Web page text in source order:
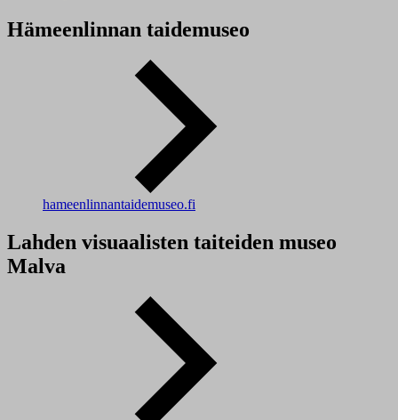
Hämeenlinnan taidemuseo
hameenlinnantaidemuseo.fi
Lahden visuaalisten taiteiden museo
Malva